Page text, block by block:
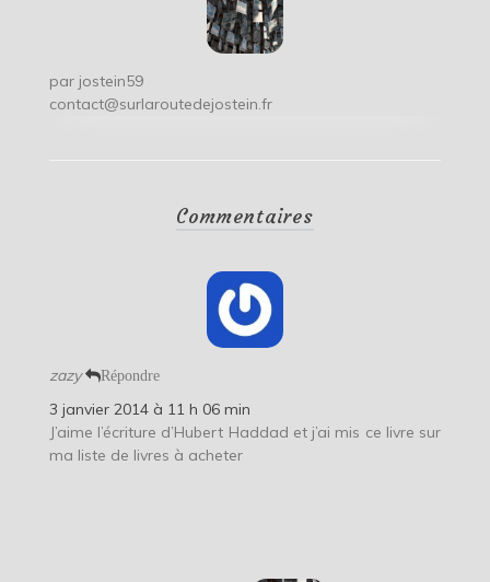
par jostein59
contact@surlaroutedejostein.fr
Commentaires
zazy Répondre
3 janvier 2014 à 11 h 06 min
J’aime l’écriture d’Hubert Haddad et j’ai mis ce livre sur
ma liste de livres à acheter